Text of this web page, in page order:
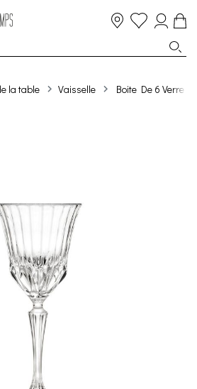
la table Vaisselle Boite De 6 Verre